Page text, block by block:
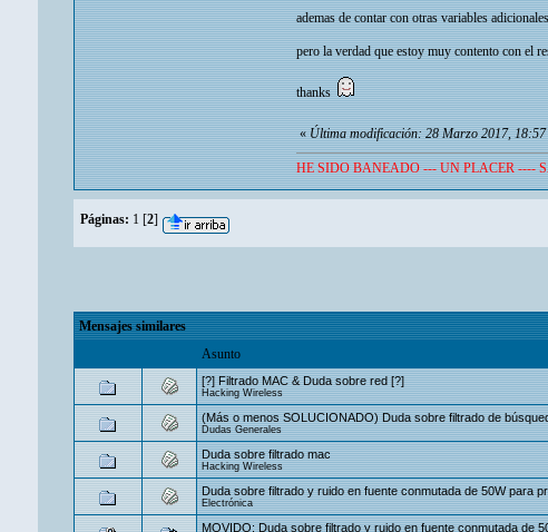
ademas de contar con otras variables
pero la verdad que estoy muy contento con el
thanks
«Última modificación: 28 Marzo 2017,
HE SIDO BANEADO --- UN PLACER ----
Páginas: 1 [2]
Mensajes similares
Asunto
[?] Filtrado MAC & Duda sobre red [?]
Hacking Wireless
(Más o menos SOLUCIONADO) Duda sobre filtrado de
Dudas Generales
Duda sobre filtrado mac
Hacking Wireless
Duda sobre filtrado y ruido en fuente conmutada de 50W para
Electrónica
MOVIDO: Duda sobre filtrado y ruido en fuente conmutada de